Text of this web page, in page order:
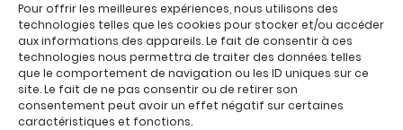
Pour offrir les meilleures expériences, nous utilisons des
technologies telles que les cookies pour stocker et/ou accéder
aux informations des appareils. Le fait de consentir à ces
technologies nous permettra de traiter des données telles
que le comportement de navigation ou les ID uniques sur ce
site. Le fait de ne pas consentir ou de retirer son
consentement peut avoir un effet négatif sur certaines
caractéristiques et fonctions.
Jeux enfant 10 ans
Jeux enfant 11 ans
Jeux enfant 12 ans
Tous nos produits
Promos jeux de loisirs créatifs